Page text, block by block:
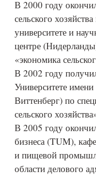
В 2000 году
сельского
университете и
центре
«экономика
В 2002 году
Университете
Виттенберг) по
сельского
В 2005 году
бизнеса (TUM),
и пищевой
области делового